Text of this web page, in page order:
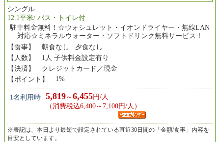
シングル
12.1平米/ バス・トイレ付
駐車料金無料！☆ウォシュレット・イオンドライヤー・無線LAN
対応☆ミネラルウォーター・ソフトドリンク無料サービス！
【食事】
朝食なし 夕食なし
【人数】
1人 子供料金設定有り
【決済】
クレジットカード／現金
【ポイント】
1%
1名利用時 5,819～6,455円/人
（消費税込6,400～7,100円/人）
※表記は、本日より最短で設定されている直近30日間の「金額/食事」内容を
目安としています。